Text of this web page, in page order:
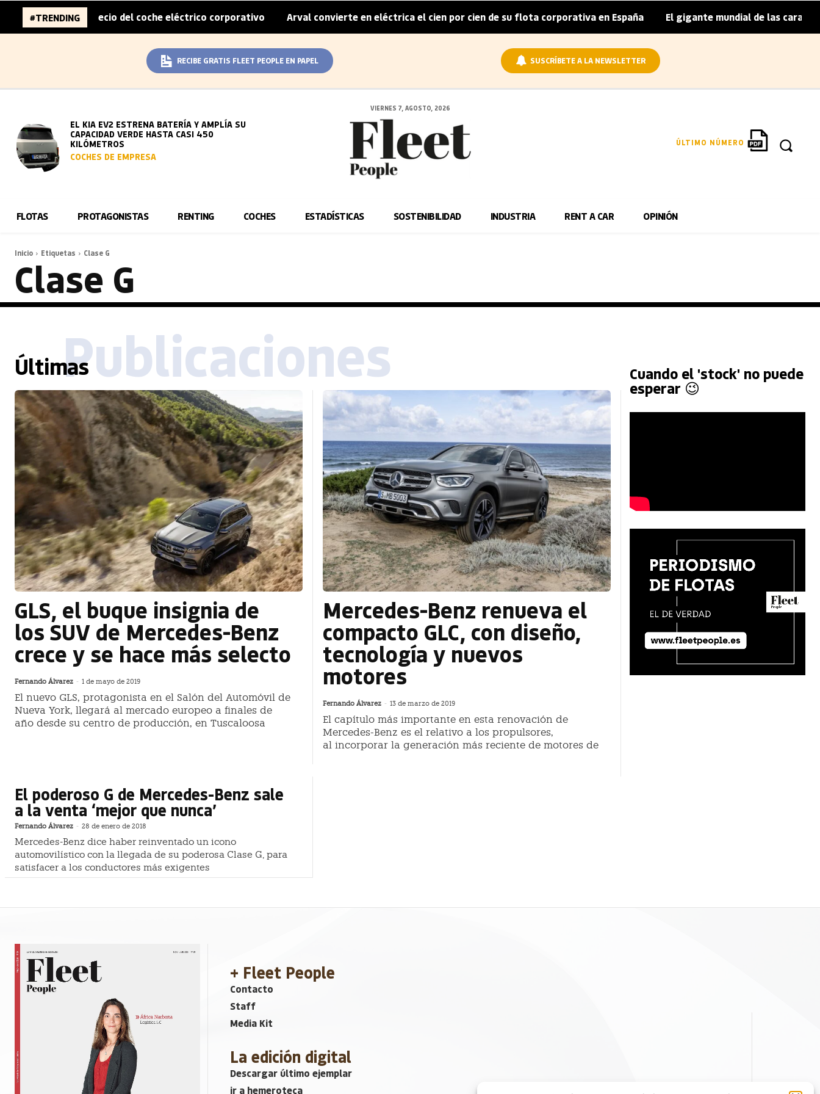
#TRENDING
del sobreprecio del coche eléctrico corporativo | Arval convierte en eléctrica el cien por cien de su flota corporativa en España | El gigante mundial de las caravanas
RECIBE GRATIS FLEET PEOPLE EN PAPEL SUSCRÍBETE A LA NEWSLETTER
EL KIA EV2 ESTRENA BATERÍA Y AMPLÍA SU
CAPACIDAD VERDE HASTA CASI 450
KILÓMETROS
COCHES DE EMPRESA
VIERNES 7, AGOSTO, 2026
ÚLTIMO NÚMERO
FLOTAS PROTAGONISTAS RENTING COCHES ESTADÍSTICAS SOSTENIBILIDAD INDUSTRIA RENT A CAR OPINIÓN
Inicio Etiquetas Clase G
Clase G
ÚltimasPublicaciones
GLS, el buque insignia de
los SUV de Mercedes-Benz
crece y se hace más selecto
Fernando Álvarez - 1 de mayo de 2019
El nuevo GLS, protagonista en el Salón del Automóvil de
Nueva York, llegará al mercado europeo a finales de
año desde su centro de producción, en Tuscaloosa
Mercedes-Benz renueva el
compacto GLC, con diseño,
tecnología y nuevos
motores
Fernando Álvarez - 13 de marzo de 2019
El capítulo más importante en esta renovación de
Mercedes-Benz es el relativo a los propulsores,
al incorporar la generación más reciente de motores de
El poderoso G de Mercedes-Benz sale
a la venta ‘mejor que nunca’
Fernando Álvarez - 28 de enero de 2018
Mercedes-Benz dice haber reinventado un icono
automovilístico con la llegada de su poderosa Clase G, para
satisfacer a los conductores más exigentes
Cuando el 'stock' no puede
esperar 😉
+ Fleet People
Contacto
Staff
Media Kit
La edición digital
Descargar último ejemplar
ir a hemeroteca